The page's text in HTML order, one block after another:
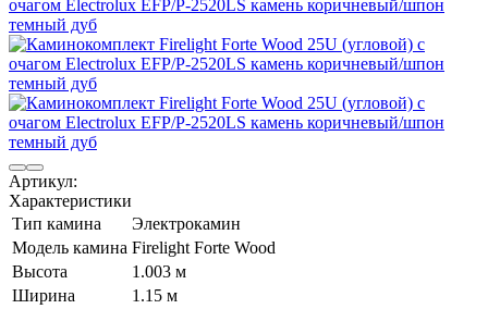
Артикул:
Характеристики
Тип камина
Электрокамин
Модель камина Firelight Forte Wood
Высота
1.003 м
Ширина
1.15 м